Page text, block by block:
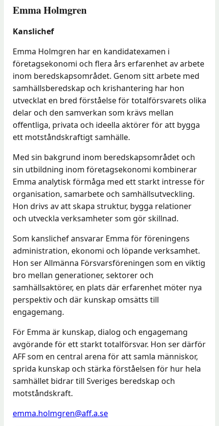
Emma Holmgren
Kanslichef
Emma Holmgren har en kandidatexamen i
företagsekonomi och flera års erfarenhet av arbete
inom beredskapsområdet. Genom sitt arbete med
samhällsberedskap och krishantering har hon
utvecklat en bred förståelse för totalförsvarets olika
delar och den samverkan som krävs mellan
offentliga, privata och ideella aktörer för att bygga
ett motståndskraftigt samhälle.
Med sin bakgrund inom beredskapsområdet och
sin utbildning inom företagsekonomi kombinerar
Emma analytisk förmåga med ett starkt intresse för
organisation, samarbete och samhällsutveckling.
Hon drivs av att skapa struktur, bygga relationer
och utveckla verksamheter som gör skillnad.
Som kanslichef ansvarar Emma för föreningens
administration, ekonomi och löpande verksamhet.
Hon ser Allmänna Försvarsföreningen som en viktig
bro mellan generationer, sektorer och
samhällsaktörer, en plats där erfarenhet möter nya
perspektiv och där kunskap omsätts till
engagemang.
För Emma är kunskap, dialog och engagemang
avgörande för ett starkt totalförsvar. Hon ser därför
AFF som en central arena för att samla människor,
sprida kunskap och stärka förståelsen för hur hela
samhället bidrar till Sveriges beredskap och
motståndskraft.
emma.holmgren@aff.a.se